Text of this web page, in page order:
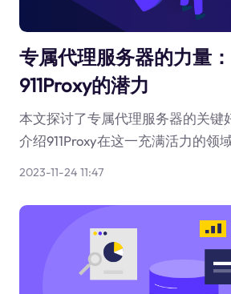
专属代理服务器的力量
911Proxy的潜力
本文探讨了专属代理服务器的关键
介绍911Proxy在这一充满活力的领
2023-11-24 11:47